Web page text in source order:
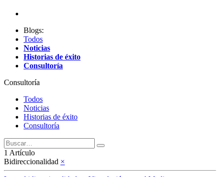
Blogs:
Todos
Noticias
Historias de éxito
Consultoría
Consultoría
Todos
Noticias
Historias de éxito
Consultoría
1 Artículo
Bidireccionalidad ×